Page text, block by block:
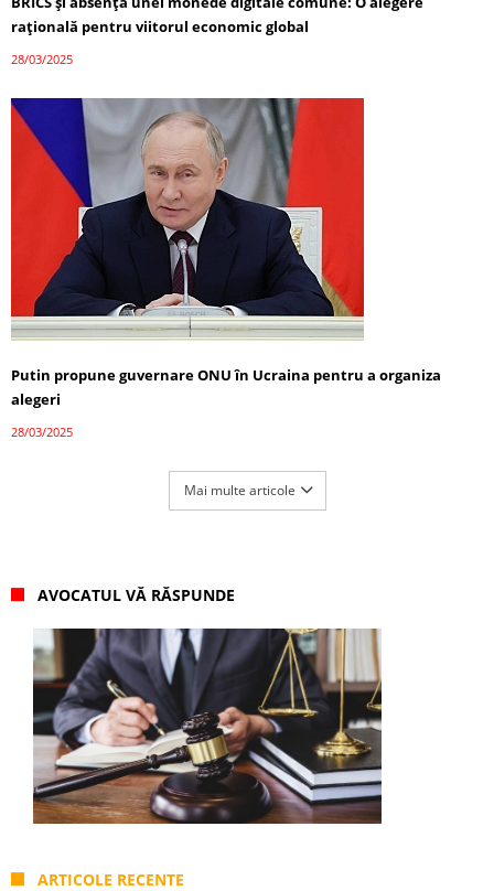
rațională pentru viitorul economic global
28/03/2025
Putin propune guvernare ONU în Ucraina pentru a organiza
alegeri
28/03/2025
Mai multe articole
AVOCATUL VĂ RĂSPUNDE
ARTICOLE RECENTE